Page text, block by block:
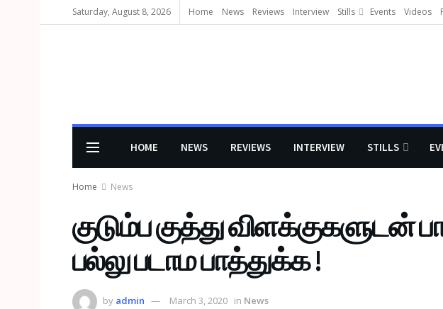
Saturday, August 8, 2026 Home News Reviews Interview Stills Events Videos
HOME NEWS REVIEWS INTERVIEW STILLS
Home News
குடும்ப குத்து விளக்குகளுடன்
பல்லு படாம பாத்துக்க !
by admin March 3, 2020 in News